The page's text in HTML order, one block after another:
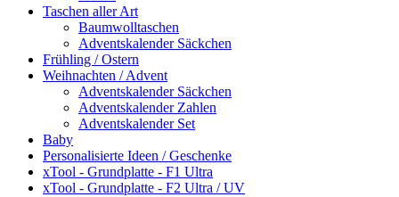
Taschen aller Art
Baumwolltaschen
Adventskalender Säckchen
Frühling / Ostern
Weihnachten / Advent
Adventskalender Säckchen
Adventskalender Zahlen
Adventskalender Set
Baby
Personalisierte Ideen / Geschenke
xTool - Grundplatte - F1 Ultra
xTool - Grundplatte - F2 Ultra / UV